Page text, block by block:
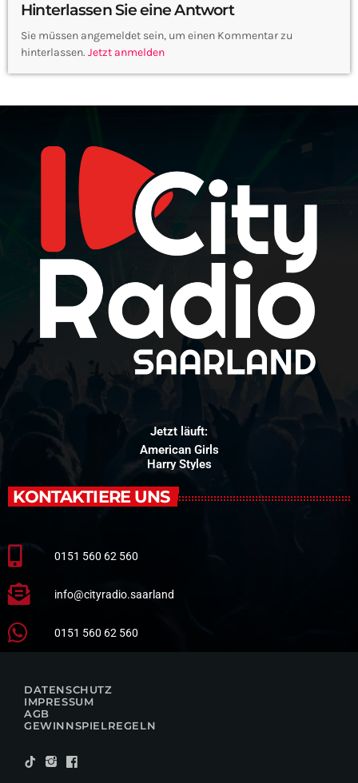
Hinterlassen Sie eine Antwort
Sie müssen angemeldet sein, um einen Kommentar zu
hinterlassen. Jetzt anmelden
Jetzt läuft:
American Girls
Harry Styles
KONTAKTIERE UNS
0151 560 62 560
info@cityradio.saarland
0151 560 62 560
DATENSCHUTZ
IMPRESSUM
AGB
GEWINNSPIELREGELN